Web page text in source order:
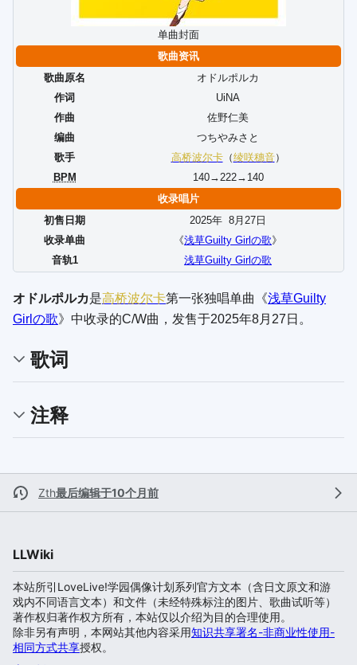
单曲封面
歌曲资讯
歌曲原名
オドルポルカ
作词
UiNA
作曲
佐野仁美
编曲
つちやみさと
歌手
高桥波尔卡（绫咲穗音）
BPM
140→222→140
收录唱片
初售日期
2025年 8月 27 日
收录单曲
《浅草Guilty Girlの歌》
音轨1
浅草Guilty Girlの歌
オドルポルカ是高桥波尔卡第一张独唱单曲《浅草Guilty
Girlの歌》中收录的C/W曲，发售于2025年8月27日。
歌词
注释
Zth最后编辑于10个月前
LLWiki
本站所引LoveLive!学园偶像计划系列官方文本（含日文原文和游
戏内不同语言文本）和文件（未经特殊标注的图片、歌曲试听等）
著作权归著作权方所有，本站仅以介绍为目的合理使用。
除非另有声明，本网站其他内容采用知识共享署名-非商业性使用-
相同方式共享授权。